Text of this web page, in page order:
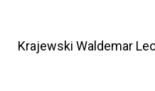
Krajewski Waldemar